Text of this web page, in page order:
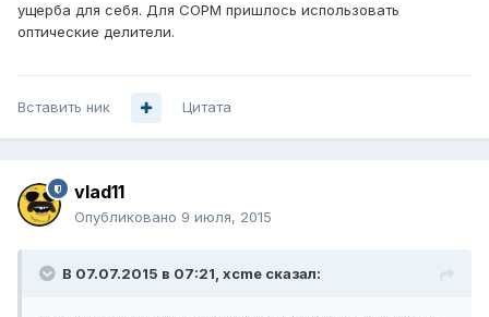
ущерба для себя. Для СОРМ пришлось использовать
оптические делители.
Вставить ник Цитата
vlad11
Опубликовано 9 июля, 2015
В 07.07.2015 в 07:21, xcme сказал: